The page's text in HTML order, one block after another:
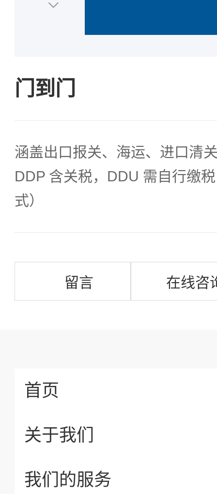
门到门
涵盖出口报关、海运、进口清
DDP 含关税，DDU 需自行缴
式）
留言 在线咨
首页
关于我们
我们的服务